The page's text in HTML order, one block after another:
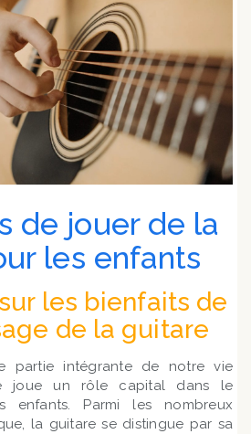
de jouer de la
les enfants
les bienfaits de
de la guitare
partie intégrante de notre vie
joue un rôle capital dans le
enfants. Parmi les nombreux
la guitare se distingue par sa